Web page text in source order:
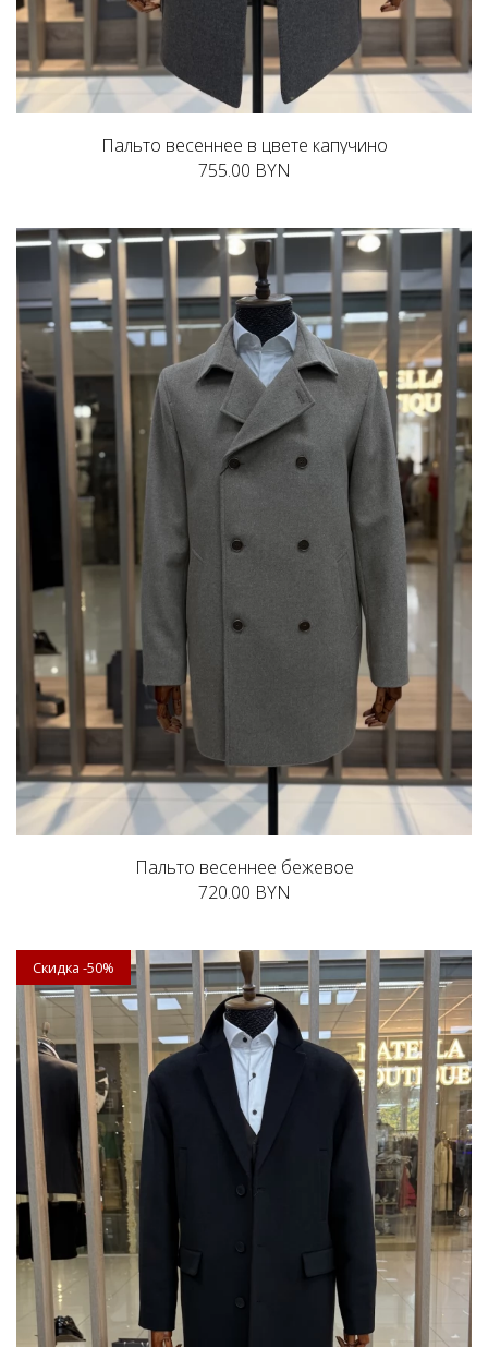
Пальто весеннее в цвете капучино
755.00 BYN
Пальто весеннее бежевое
720.00 BYN
Скидка -50%